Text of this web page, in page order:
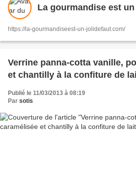
La gourmandise est
https://la-gourmandiseest-un-jolidefaut.com/
Verrine panna-cotta vanille,
et chantilly à la confiture de
Publié le 11/03/2013 à 08:19
Par sotis